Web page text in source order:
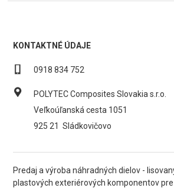
KONTAKTNÉ ÚDAJE
0918 834 752
POLYTEC Composites Slovakia s.r.o.
Veľkoúľanská cesta 1051
925 21 Sládkovičovo
Predaj a výroba náhradných dielov -
plastových exteriérových komponentov